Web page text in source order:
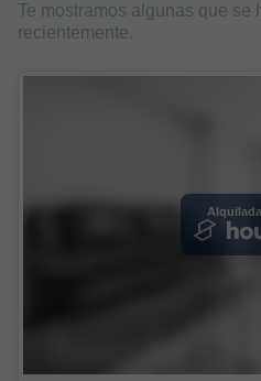
Te mostramos algunas que se
recientemente.